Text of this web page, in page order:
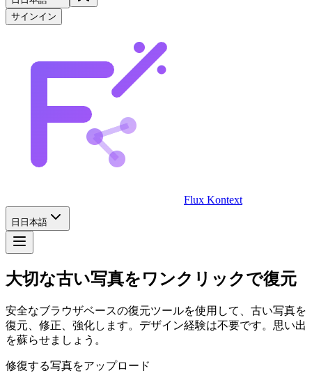
サインイン
Flux Kontext
日 日本語
大切な古い写真をワンクリックで復元
安全なブラウザベースの復元ツールを使用して、古い写真を
復元、修正、強化します。デザイン経験は不要です。思い出
を蘇らせましょう。
修復する写真をアップロード